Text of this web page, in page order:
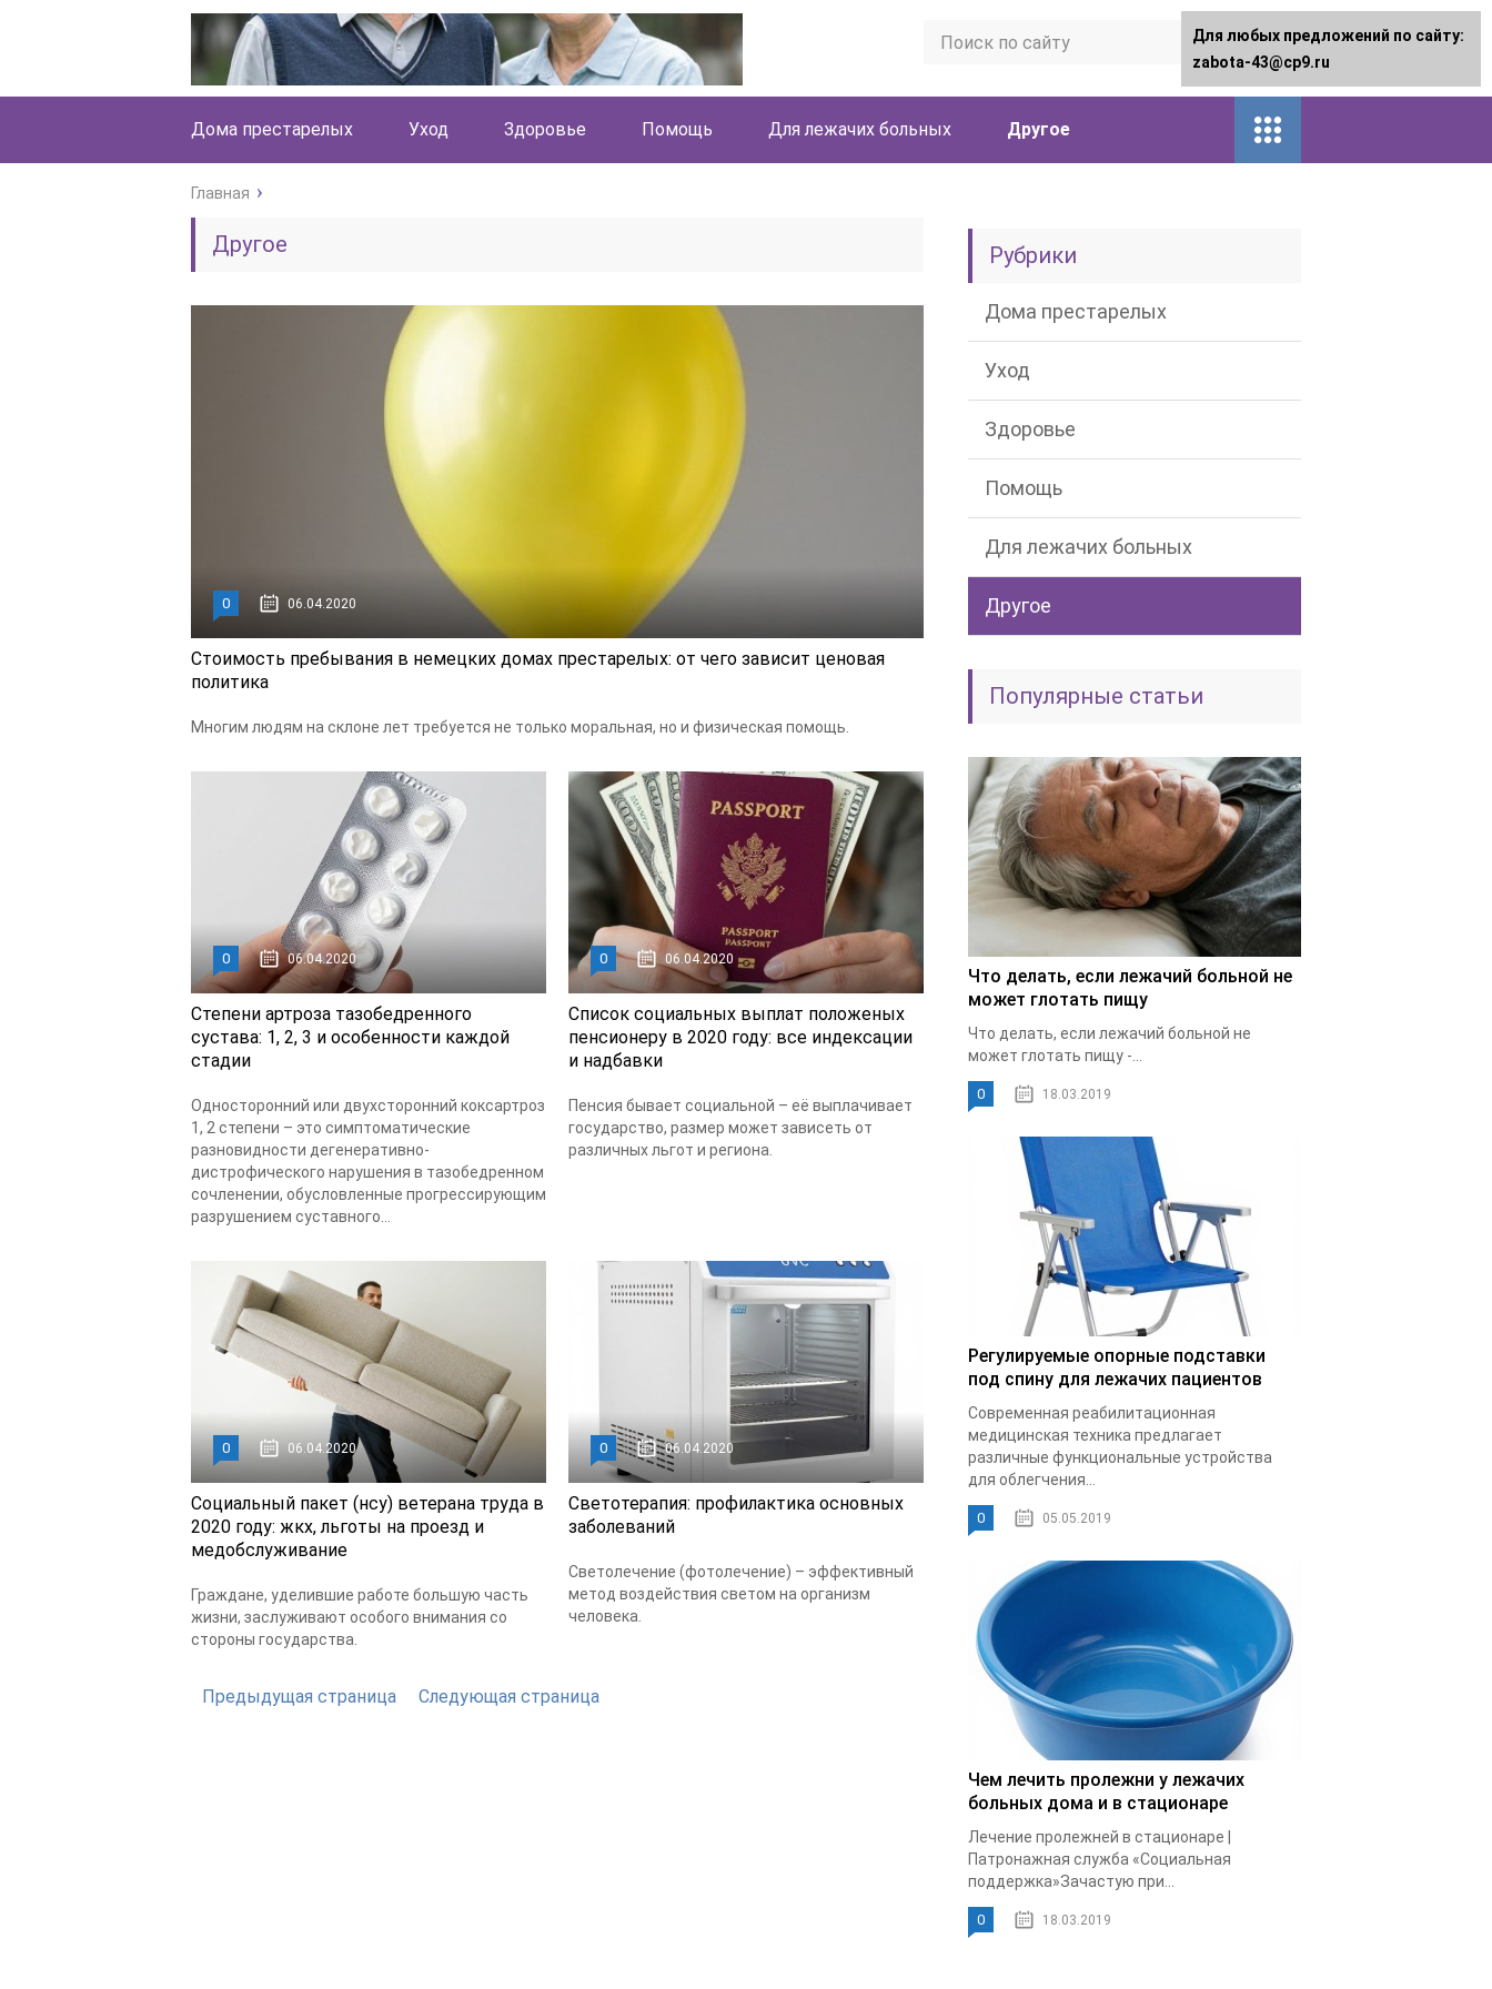
Дома престарелых Уход Здоровье Помощь Для лежачих больных Другое
Главная
Другое
0 06.04.2020
Стоимость пребывания в немецких домах престарелых: от чего зависит ценовая
политика
Многим людям на склоне лет требуется не только моральная, но и физическая помощь.
0 06.04.2020
Степени артроза тазобедренного
сустава: 1, 2, 3 и особенности каждой
стадии
Односторонний или двухсторонний коксартроз
1, 2 степени – это симптоматические
разновидности дегенеративно-
дистрофического нарушения в тазобедренном
сочленении, обусловленные прогрессирующим
разрушением суставного...
0 06.04.2020
Список социальных выплат положеных
пенсионеру в 2020 году: все индексации
и надбавки
Пенсия бывает социальной – её выплачивает
государство, размер может зависеть от
различных льгот и региона.
0 06.04.2020
Социальный пакет (нсу) ветерана труда в
2020 году: жкх, льготы на проезд и
медобслуживание
Граждане, уделившие работе большую часть
жизни, заслуживают особого внимания со
стороны государства.
0 06.04.2020
Светотерапия: профилактика основных
заболеваний
Светолечение (фотолечение) – эффективный
метод воздействия светом на организм
человека.
Предыдущая страница Следующая страница
Рубрики
Дома престарелых
Уход
Здоровье
Помощь
Для лежачих больных
Другое
Популярные статьи
Что делать, если лежачий больной не
может глотать пищу
Что делать, если лежачий больной не
может глотать пищу -...
0 18.03.2019
Регулируемые опорные подставки
под спину для лежачих пациентов
Современная реабилитационная
медицинская техника предлагает
различные функциональные устройства
для облегчения...
0 05.05.2019
Чем лечить пролежни у лежачих
больных дома и в стационаре
Лечение пролежней в стационаре |
Патронажная служба «Социальная
поддержка»Зачастую при...
0 18.03.2019
Для любых предложений по сайту:
zabota-43@cp9.ru